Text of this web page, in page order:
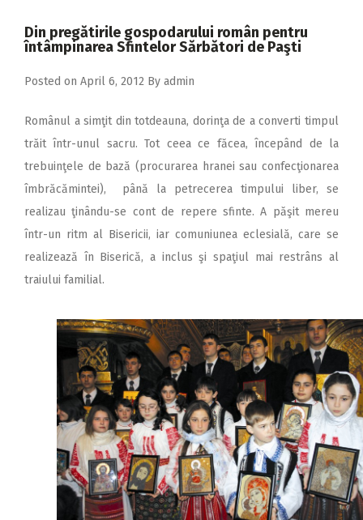
2017
2014
2012
2011
2009
Din pregătirile gospodarului român pentru
întâmpinarea Sfintelor Sărbători de Paşti
Posted on April 6, 2012 By admin
Românul a simţit din totdeauna, dorinţa de a converti timpul
trăit într-unul sacru. Tot ceea ce făcea, începând de la
trebuinţele de bază (procurarea hranei sau confecţionarea
îmbrăcămintei), până la petrecerea timpului liber, se
realizau ţinându-se cont de repere sfinte. A păşit mereu
într-un ritm al Bisericii, iar comuniunea eclesială, care se
realizează în Biserică, a inclus şi spaţiul mai restrâns al
traiului familial.